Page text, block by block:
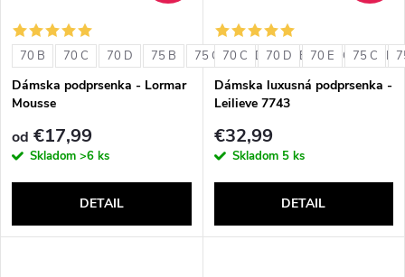
70 B 70 C 70 D 75 B 75 C 75 D 80 B 80 C 80 D
Dámska podprsenka - Lormar
Mousse
od €17,99
Skladom >6 ks
DETAIL
70 C 70 D 70 E 75 C
Dámska luxusná podprsenka -
Leilieve 7743
€32,99
Skladom 5 ks
DETAIL